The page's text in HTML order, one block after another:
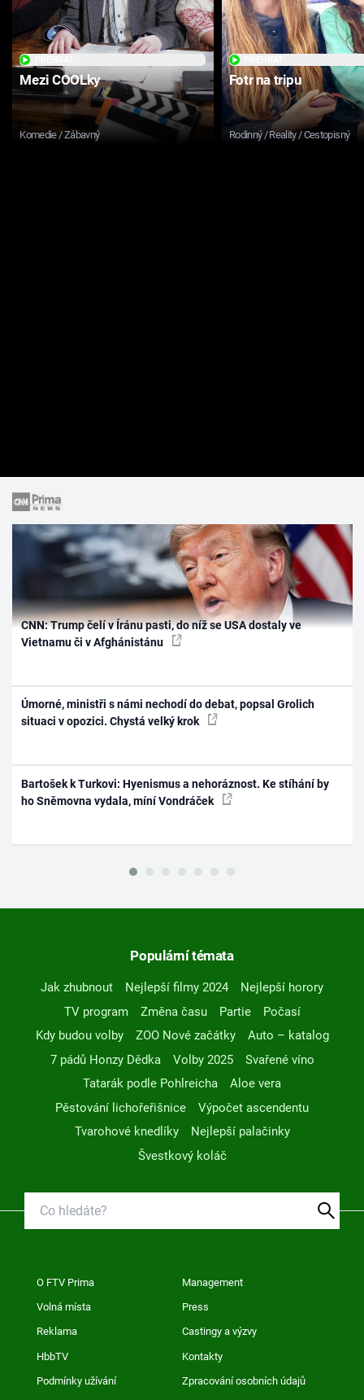
Mezi COOLky
Komedie / Zábavný
Fotr na tripu
Rodinný / Reality / Cestopisný
CNN: Trump čelí v Íránu pasti, do níž se USA dostaly ve
Vietnamu či v Afghánistánu
Úmorné, ministři s námi nechodí do debat, popsal Grolich
situaci v opozici. Chystá velký krok
Bartošek k Turkovi: Hyenismus a nehoráznost. Ke stíhání by
ho Sněmovna vydala, míní Vondráček
Populární témata
Jak zhubnout Nejlepší filmy 2024
Nejlepší horory
TV program
Změna času Partie
Počasí
Kdy budou volby
ZOO Nové začátky
Auto – katalog
7 pádů Honzy Dědka
Volby 2025
Svařené víno
Tatarák podle Pohlreicha
Aloe vera
Pěstování lichořeřišnice
Výpočet ascendentu
Tvarohové knedlíky
Nejlepší palačinky
Švestkový koláč
O FTV Prima Management
Volná místa Press
Reklama Castingy a výzvy
HbbTV Kontakty
Podmínky užívání Zpracování osobních údajů